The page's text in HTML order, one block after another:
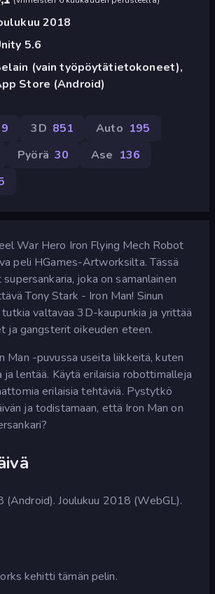
2018
5.6
(vain työpöytätietokoneet),
Store (Android)
3D 851 Auto 195
Pyörä 30 Ase 136
War Hero Iron Flying Mech Robot
peli HGames-Artworksilta. Tässä
joka on samanlainen
Tony Stark - Iron Man! Sinun
valtavaa 3D-kaupunkia ja yrittää
ja gangsterit oikeuden eteen.
Man -puvussa useita liikkeitä, kuten
ja lentää. Käytä erilaisia robottimalleja
erilaisia tehtäviä. Pystytkö
ja todistamaan, että Iron Man on
(Android). Joulukuu 2018 (WebGL).
kehitti tämän pelin.